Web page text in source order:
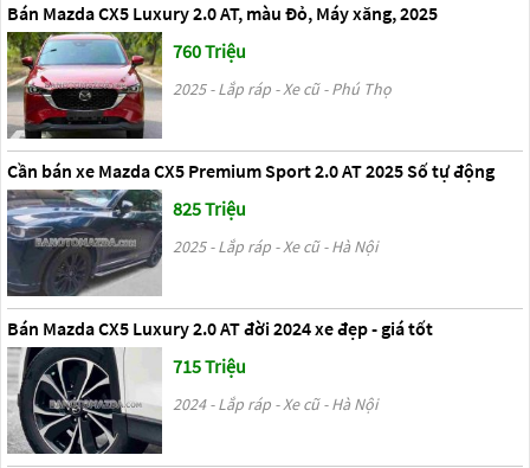
Bán Mazda CX5 Luxury 2.0 AT, màu Đỏ, Máy xăng, 2025
760 Triệu
2025 - Lắp ráp - Xe cũ - Phú Thọ
Cần bán xe Mazda CX5 Premium Sport 2.0 AT 2025 Số tự động
825 Triệu
2025 - Lắp ráp - Xe cũ - Hà Nội
Bán Mazda CX5 Luxury 2.0 AT đời 2024 xe đẹp - giá tốt
715 Triệu
2024 - Lắp ráp - Xe cũ - Hà Nội